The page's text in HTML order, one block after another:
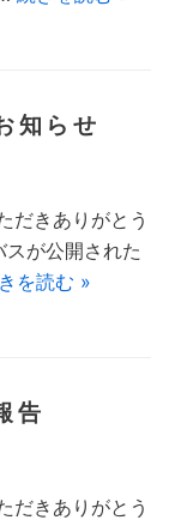
知らせ
だきありがとう
が公開された
を読む »
告
だきありがとう